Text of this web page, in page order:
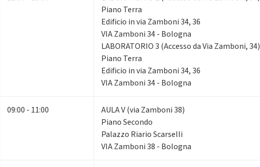
Piano Terra
Edificio in via Zamboni 34, 36
VIA Zamboni 34 - Bologna
LABORATORIO 3 (Accesso da Via Zamboni, 34)
Piano Terra
Edificio in via Zamboni 34, 36
VIA Zamboni 34 - Bologna
09:00 - 11:00
AULA V (via Zamboni 38)
Piano Secondo
Palazzo Riario Scarselli
VIA Zamboni 38 - Bologna